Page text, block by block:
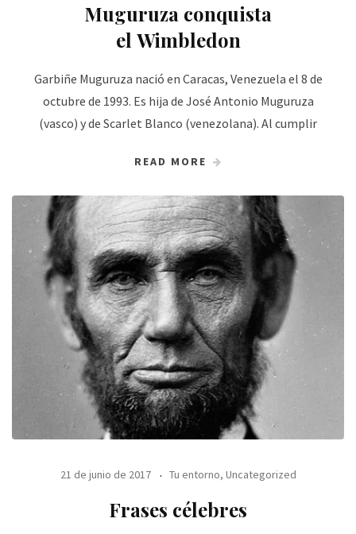
Muguruza conquista
el Wimbledon
Garbiñe Muguruza nació en Caracas, Venezuela el 8 de
octubre de 1993. Es hija de José Antonio Muguruza
(vasco) y de Scarlet Blanco (venezolana). Al cumplir
READ MORE
21 de junio de 2017 Tu entorno, Uncategorized
Frases célebres